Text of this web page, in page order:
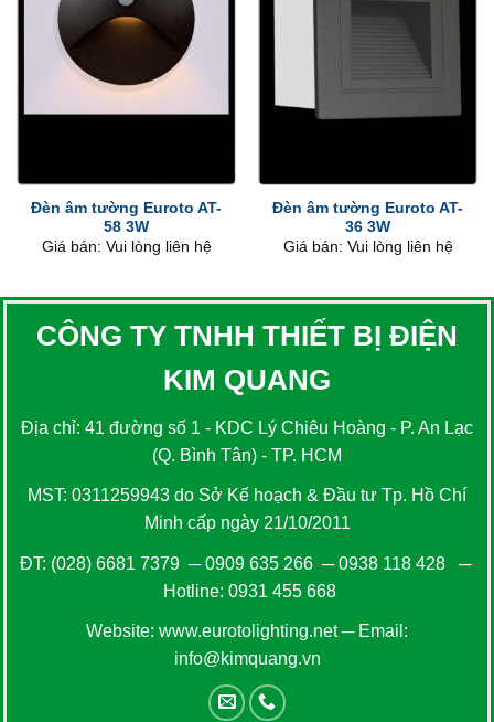
Đèn âm tường Euroto AT-
58 3W
Giá bán: Vui lòng liên hệ
Đèn âm tường Euroto AT-
36 3W
Giá bán: Vui lòng liên hệ
CÔNG TY TNHH THIẾT BỊ ĐIỆN
KIM QUANG
Địa chỉ: 41 đường số 1 - KDC Lý Chiêu Hoàng - P. An Lạc
(Q. Bình Tân) - TP. HCM
MST: 0311259943 do Sở Kế hoạch & Đầu tư Tp. Hồ Chí
Minh cấp ngày 21/10/2011
ĐT: (028) 6681 7379 ─0909 635 266─0938 118 428─
Hotline: 0931 455 668
Website: www.eurotolighting.net─ Email:
info@kimquang.vn